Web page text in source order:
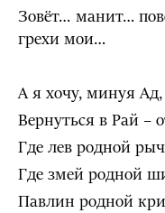
Зовёт… манит…
грехи мои…
А я хочу, минуя Ад,
Вернуться в Рай –
Где лев родной
Где змей родной
Павлин родной